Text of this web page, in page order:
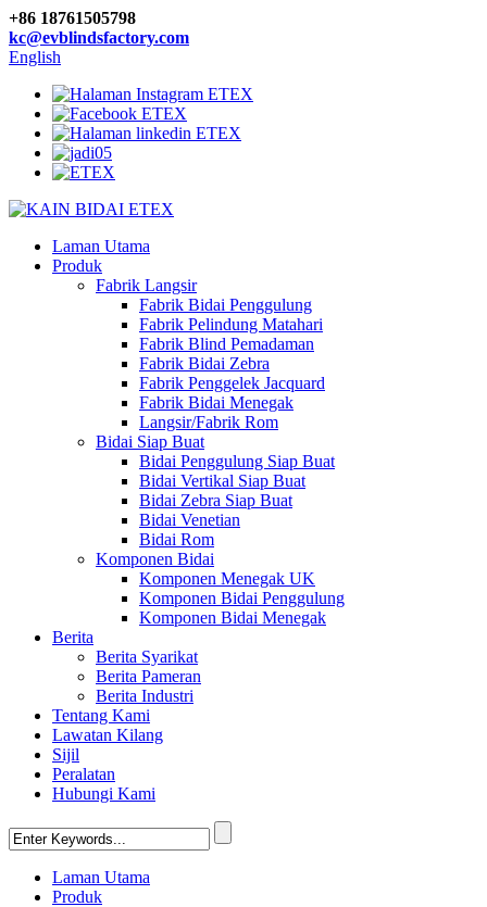
+86 18761505798
kc@evblindsfactory.com
English
Laman Utama
Produk
Fabrik Langsir
Fabrik Bidai Penggulung
Fabrik Pelindung Matahari
Fabrik Blind Pemadaman
Fabrik Bidai Zebra
Fabrik Penggelek Jacquard
Fabrik Bidai Menegak
Langsir/Fabrik Rom
Bidai Siap Buat
Bidai Penggulung Siap Buat
Bidai Vertikal Siap Buat
Bidai Zebra Siap Buat
Bidai Venetian
Bidai Rom
Komponen Bidai
Komponen Menegak UK
Komponen Bidai Penggulung
Komponen Bidai Menegak
Berita
Berita Syarikat
Berita Pameran
Berita Industri
Tentang Kami
Lawatan Kilang
Sijil
Peralatan
Hubungi Kami
Laman Utama
Produk